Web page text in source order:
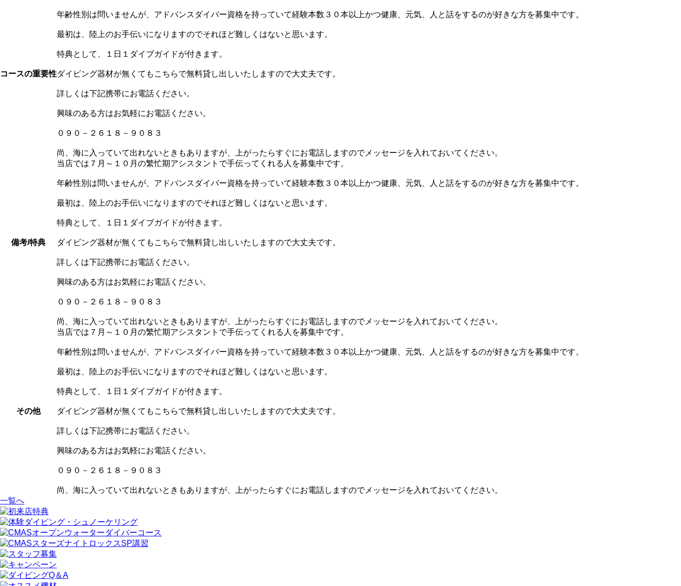
コースの重要性
年齢性別は問いませんが、アドバンスダイバー資格を持っていて経験本数３０本以上かつ健康、元気、人と話をするのが好きな方を募集中です。
最初は、陸上のお手伝いになりますのでそれほど難しくはないと思います。
特典として、１日１ダイブガイドが付きます。
ダイビング器材が無くてもこちらで無料貸し出しいたしますので大丈夫です。
詳しくは下記携帯にお電話ください。
興味のある方はお気軽にお電話ください。
０９０－２６１８－９０８３
尚、海に入っていて出れないときもありますが、上がったらすぐにお電話しますのでメッセージを入れておいてください。
備考/特典
当店では７月～１０月の繁忙期アシスタントで手伝ってくれる人を募集中です。
年齢性別は問いませんが、アドバンスダイバー資格を持っていて経験本数３０本以上かつ健康、元気、人と話をするのが好きな方を募集中です。
最初は、陸上のお手伝いになりますのでそれほど難しくはないと思います。
特典として、１日１ダイブガイドが付きます。
ダイビング器材が無くてもこちらで無料貸し出しいたしますので大丈夫です。
詳しくは下記携帯にお電話ください。
興味のある方はお気軽にお電話ください。
０９０－２６１８－９０８３
尚、海に入っていて出れないときもありますが、上がったらすぐにお電話しますのでメッセージを入れておいてください。
その他
当店では７月～１０月の繁忙期アシスタントで手伝ってくれる人を募集中です。
年齢性別は問いませんが、アドバンスダイバー資格を持っていて経験本数３０本以上かつ健康、元気、人と話をするのが好きな方を募集中です。
最初は、陸上のお手伝いになりますのでそれほど難しくはないと思います。
特典として、１日１ダイブガイドが付きます。
ダイビング器材が無くてもこちらで無料貸し出しいたしますので大丈夫です。
詳しくは下記携帯にお電話ください。
興味のある方はお気軽にお電話ください。
０９０－２６１８－９０８３
尚、海に入っていて出れないときもありますが、上がったらすぐにお電話しますのでメッセージを入れておいてください。
一覧へ